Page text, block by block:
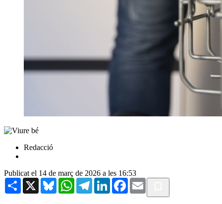
Redacció
Publicat el 14 de març de 2026 a les 16:53
Share X BlueskyWhatsAppTelegramLinkedInFacebook
Email